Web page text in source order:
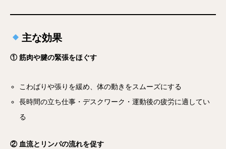
主な効果
① 筋肉や腱の緊張をほぐす
こわばりや張りを緩め、体の動きをスムーズにする
長時間の立ち仕事・デスクワーク・運動後の疲労に適してい
る
② 血流とリンパの流れを促す